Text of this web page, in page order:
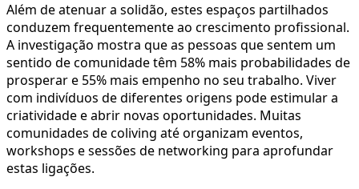
Além de atenuar a solidão, estes espaços partilhados
conduzem frequentemente ao crescimento profissional.
A investigação mostra que as pessoas que sentem um
sentido de comunidade têm 58% mais probabilidades de
prosperar e 55% mais empenho no seu trabalho. Viver
com indivíduos de diferentes origens pode estimular a
criatividade e abrir novas oportunidades. Muitas
comunidades de coliving até organizam eventos,
workshops e sessões de networking para aprofundar
estas ligações.